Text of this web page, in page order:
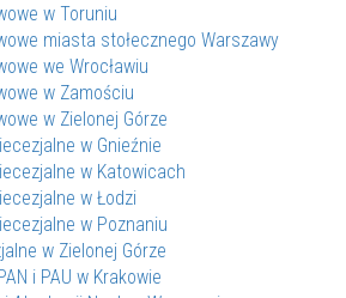
w Toruniu
miasta stołecznego Warszawy
we Wrocławiu
w Zamościu
w Zielonej Górze
w Gnieźnie
w Katowicach
w Łodzi
w Poznaniu
w Zielonej Górze
i PAU w Krakowie